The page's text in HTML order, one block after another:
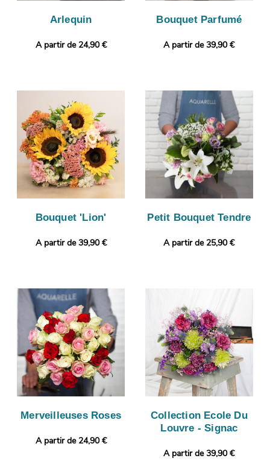
Arlequin
A partir de 24,90 €
Bouquet Parfumé
A partir de 39,90 €
Bouquet 'Lion'
A partir de 39,90 €
Petit Bouquet Tendre
A partir de 25,90 €
Merveilleuses Roses
A partir de 24,90 €
Collection Ecole Du
Louvre - Signac
A partir de 39,90 €